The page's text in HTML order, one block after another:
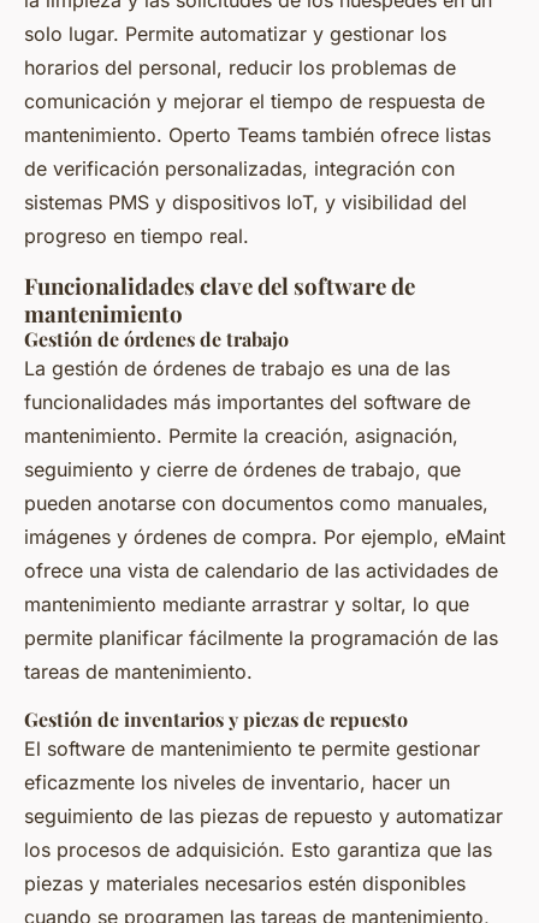
solo lugar. Permite automatizar y gestionar los
horarios del personal, reducir los problemas de
comunicación y mejorar el tiempo de respuesta de
mantenimiento. Operto Teams también ofrece listas
de verificación personalizadas, integración con
sistemas PMS y dispositivos IoT, y visibilidad del
progreso en tiempo real.
Funcionalidades clave del software de
mantenimiento
Gestión de órdenes de trabajo
La gestión de órdenes de trabajo es una de las
funcionalidades más importantes del software de
mantenimiento. Permite la creación, asignación,
seguimiento y cierre de órdenes de trabajo, que
pueden anotarse con documentos como manuales,
imágenes y órdenes de compra. Por ejemplo, eMaint
ofrece una vista de calendario de las actividades de
mantenimiento mediante arrastrar y soltar, lo que
permite planificar fácilmente la programación de las
tareas de mantenimiento.
Gestión de inventarios y piezas de repuesto
El software de mantenimiento te permite gestionar
eficazmente los niveles de inventario, hacer un
seguimiento de las piezas de repuesto y automatizar
los procesos de adquisición. Esto garantiza que las
piezas y materiales necesarios estén disponibles
cuando se programen las tareas de mantenimiento,